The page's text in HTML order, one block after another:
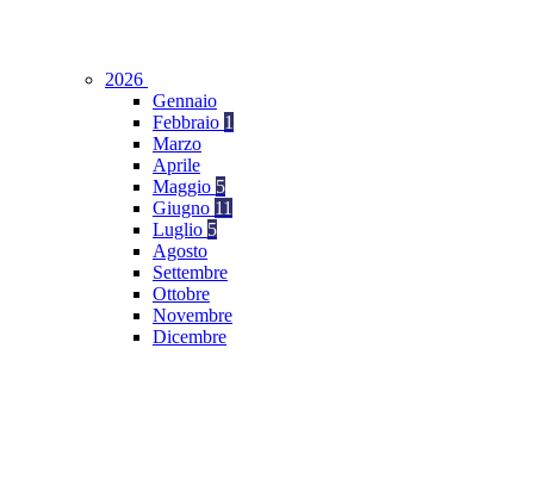
2026
Gennaio
Febbraio 1
Marzo
Aprile
Maggio 5
Giugno 11
Luglio 5
Agosto
Settembre
Ottobre
Novembre
Dicembre